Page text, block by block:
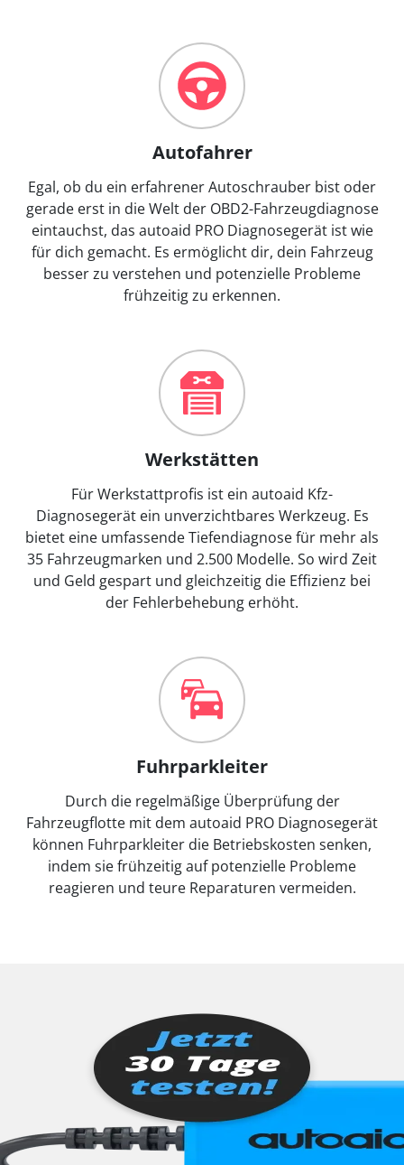
Autofahrer
Egal, ob du ein erfahrener Autoschrauber bist oder
gerade erst in die Welt der OBD2-Fahrzeugdiagnose
eintauchst, das autoaid PRO Diagnosegerät ist wie
für dich gemacht. Es ermöglicht dir, dein Fahrzeug
besser zu verstehen und potenzielle Probleme
frühzeitig zu erkennen.
Werkstätten
Für Werkstattprofis ist ein autoaid Kfz-
Diagnosegerät ein unverzichtbares Werkzeug. Es
bietet eine umfassende Tiefendiagnose für mehr als
35 Fahrzeugmarken und 2.500 Modelle. So wird Zeit
und Geld gespart und gleichzeitig die Effizienz bei
der Fehlerbehebung erhöht.
Fuhrparkleiter
Durch die regelmäßige Überprüfung der
Fahrzeugflotte mit dem autoaid PRO Diagnosegerät
können Fuhrparkleiter die Betriebskosten senken,
indem sie frühzeitig auf potenzielle Probleme
reagieren und teure Reparaturen vermeiden.